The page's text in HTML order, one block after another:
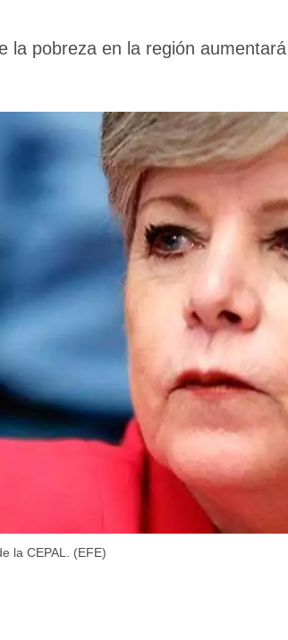
la pobreza en la región
la CEPAL. (EFE)